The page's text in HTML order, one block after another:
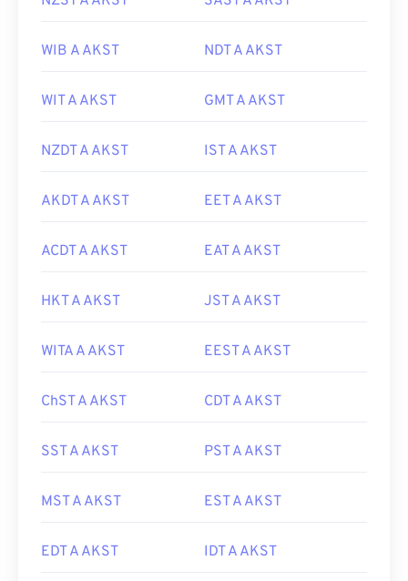
WIB A AKST NDT A AKST
WIT A AKST GMT A AKST
NZDT A AKST IST A AKST
AKDT A AKST EET A AKST
ACDT A AKST EAT A AKST
HKT A AKST JST A AKST
WITA A AKST EEST A AKST
ChST A AKST CDT A AKST
SST A AKST PST A AKST
MST A AKST EST A AKST
EDT A AKST IDT A AKST